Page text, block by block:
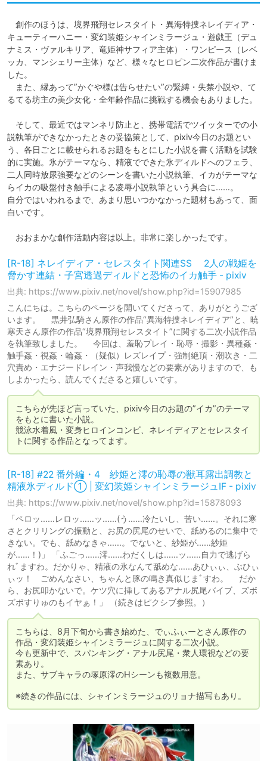
創作のほうは、境界飛翔セレスタイト・異海特捜ネレイディア・
キューティーハニー・変幻装姫シャインミラージュ・遊戯王（デュ
ナミス・ヴァルキリア、竜姫神サフィア主体）・ワンピース（レベ
ッカ、マンシェリー主体）など、様々なヒロピン二次作品が書けま
した。
また、縁あって”かぐや様は告らせたい”の緊縛・失禁小説や、て
るてる坊主の美少女化・全年齢作品に挑戦する機会もありました。
そして、最近ではマンネリ防止と、携帯電話でツイッターでの小
説執筆ができなかったときの妥協策として、pixiv今日のお題とい
う、各日ごとに載せられるお題をもとにした小説を書く活動を試験
的に実施。氷がテーマなら、精液でできた氷ディルドへのフェラ、
二人同時放尿強要などのシーンを書いた小説執筆、イカがテーマな
らイカの吸盤付き触手による凌辱小説執筆という具合に……。
自分ではいわれるまで、あまり思いつかなかった題材もあって、面
白いです。
おおまかな創作活動内容は以上。非常に楽しかったです。
[R-18] ネレイディア・セレスタイト関連SS 2人の戦姫を
脅かす連結・子宮透過ディルドと恐怖のイカ触手 - pixiv
出典: https://www.pixiv.net/novel/show.php?id=15907985
こんにちは。こちらのページを開いてくださって、ありがとうござ
います。 黒井弘騎さん原作の作品“異海特捜ネレイディア”と、暁
寒天さん原作の作品“境界飛翔セレスタイト”に関する二次小説作品
を執筆致しました。 今回は、羞恥プレイ・恥辱・撮影・異種姦・
触手姦・視姦・輪姦・（疑似）レズレイプ・強制絶頂・潮吹き・二
穴責め・エナジードレイン・声我慢などの要素がありますので、も
しよかったら、読んでくださると嬉しいです。
こちらが先ほど言っていた、pixiv今日のお題の”イカ”のテーマ
をもとに書いた小説。
競泳水着風・変身ヒロインコンビ、ネレイディアとセレスタイ
トに関する作品となってます。
[R-18] #22 番外編・4 紗姫と澪の恥辱の獣耳露出調教と
精液氷ディルド① | 変幻装姫シャインミラージュIF - pixiv
出典: https://www.pixiv.net/novel/show.php?id=15878093
「ペロッ……レロッ……ッ……(う……冷たいし、苦い……。それに寒
さとクリリングの振動と、お尻の尻尾のせいで、舐めるのに集中で
きない。でも、舐めなきゃ……。でないと、紗姫が……紗姫
が……！)」 「ふごっ……澪……わだくしは……ッ……自力で逃げら
れﾞますわ。だかりゃ、精液の氷なんて舐めな……あひぃぃ、ぶひぃ
ぃッ！ ごめんなさい、ちゃんと豚の鳴き真似じまﾞすわ。 だか
ら、お尻叩かないで。ケツ穴に挿してあるアナル尻尾バイブ、ズボ
ズボすりゅのもイヤぁ！」 （続きはピクシブ参照。）
こちらは、8月下旬から書き始めた、でぃふぃーとさん原作の
作品・変幻装姫シャインミラージュに関する二次小説。
今も更新中で、スパンキング・アナル尻尾・衆人環視などの要
素あり。
また、サブキャラの塚原澪のHシーンも複数用意。
※続きの作品には、シャインミラージュのリョナ描写もあり。